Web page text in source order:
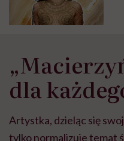
dla
Artystka, dzieląc się
tylko normalizuje temat